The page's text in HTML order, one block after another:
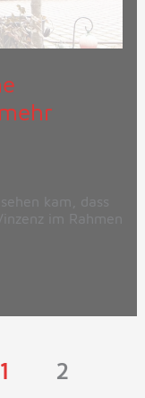
kam, dass
im Rahmen
1 2